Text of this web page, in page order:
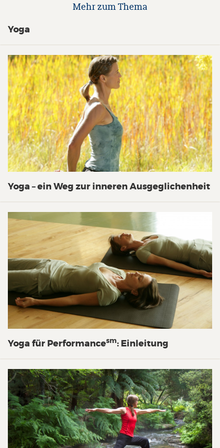
Mehr zum Thema
Yoga
Yoga – ein Weg zur inneren Ausgeglichenheit
Yoga für Performancesm: Einleitung